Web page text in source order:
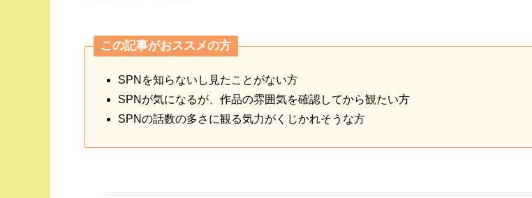
この記事がおススメの方
SPNを知らないし見たことがない方
SPNが気になるが、作品の雰囲気を確認してから観たい方
SPNの話数の多さに観る気力がくじかれそうな方